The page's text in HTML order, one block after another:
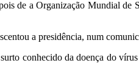
de a Organização Mundial de
a presidência, num
conhecido da doença do vírus